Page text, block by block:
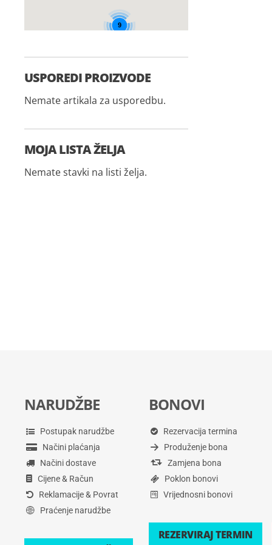
9
USPOREDI PROIZVODE
Nemate artikala za usporedbu.
MOJA LISTA ŽELJA
Nemate stavki na listi želja.
NARUDŽBE
Postupak narudžbe
Načini plaćanja
Načini dostave
Cijene & Račun
Reklamacije & Povrat
Praćenje narudžbe
BONOVI
Rezervacija termina
Produženje bona
Zamjena bona
Poklon bonovi
Vrijednosni bonovi
REZERVIRAJ TERMIN